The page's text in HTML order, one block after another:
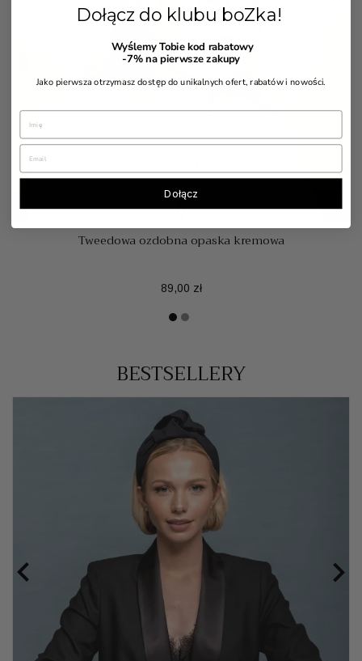
Tweedowa ozdobna opaska kremowa
Cena
89,00 zł
BESTSELLERY
 
Dołącz do klubu boZka!
Wyślemy Tobie kod rabatowy
-7%na pierwsze zakupy
Jako pierwsza otrzymasz dostęp do unikalnych ofert, rabatów i nowości.
Dołącz